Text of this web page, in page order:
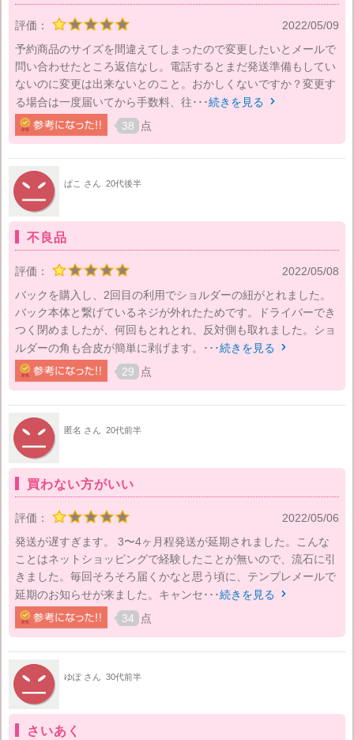
評価：
2022/05/09
予約商品のサイズを間違えてしまったので変更したいとメールで
問い合わせたところ返信なし。電話するとまだ発送準備もしてい
ないのに変更は出来ないとのこと。おかしくないですか？変更す
る場合は一度届いてから手数料、往･･･続きを見る 
38 点
ぱこ さん 20代後半
不良品
評価：
2022/05/08
バックを購入し、2回目の利用でショルダーの紐がとれました。
バック本体と繋げているネジが外れたためです。ドライバーでき
つく閉めましたが、何回もとれとれ、反対側も取れました。ショ
ルダーの角も合皮が簡単に剥げます。･･･続きを見る 
29 点
匿名 さん 20代前半
買わない方がいい
評価：
2022/05/06
発送が遅すぎます。 3〜4ヶ月程発送が延期されました。こんな
ことはネットショッピングで経験したことが無いので、流石に引
きました。毎回そろそろ届くかなと思う頃に、テンプレメールで
延期のお知らせが来ました。キャンセ･･･続きを見る 
34 点
ゆぽ さん 30代前半
さいあく